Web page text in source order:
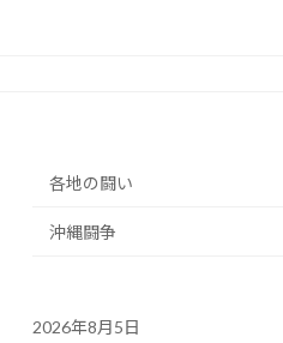
各地の闘い
沖縄闘争
2026年8月5日